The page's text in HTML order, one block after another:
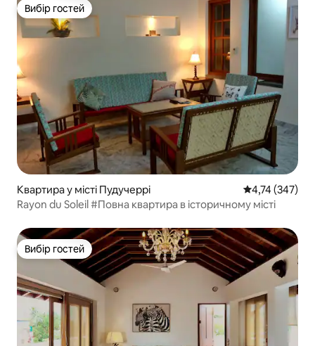
Вибір гостей
Вибір гостей
Квартира у місті Пудучеррі Середня
4,74 (347)
Rayon du Soleil #Повна квартира в історичному місті
Вибір гостей
Вибір гостей